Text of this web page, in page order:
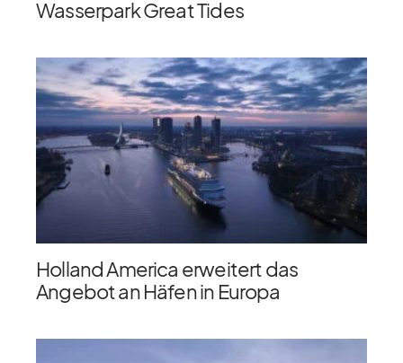
Wasserpark Great Tides
Holland America erweitert das
Angebot an Häfen in Europa